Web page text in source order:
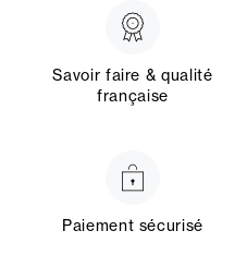
Savoir faire & qualité
française
Paiement sécurisé